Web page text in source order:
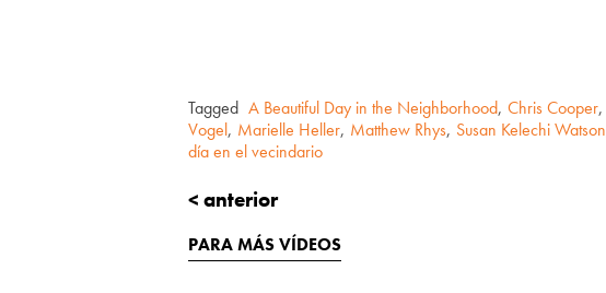
Tagged A Beautiful Day in the Neighborhood, Chris Cooper,
Vogel, Marielle Heller, Matthew Rhys, Susan Kelechi Watson
día en el vecindario
< anterior
PARA MÁS VÍDEOS